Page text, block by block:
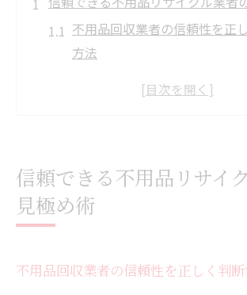
不用品回収業者の信頼性を正
方法
不用品リサイクル業者選びで
不用品回収の許可や企業情報
ト
信頼できる不用品リサイ
見極め術
不用品回収業者の信頼性を正しく判